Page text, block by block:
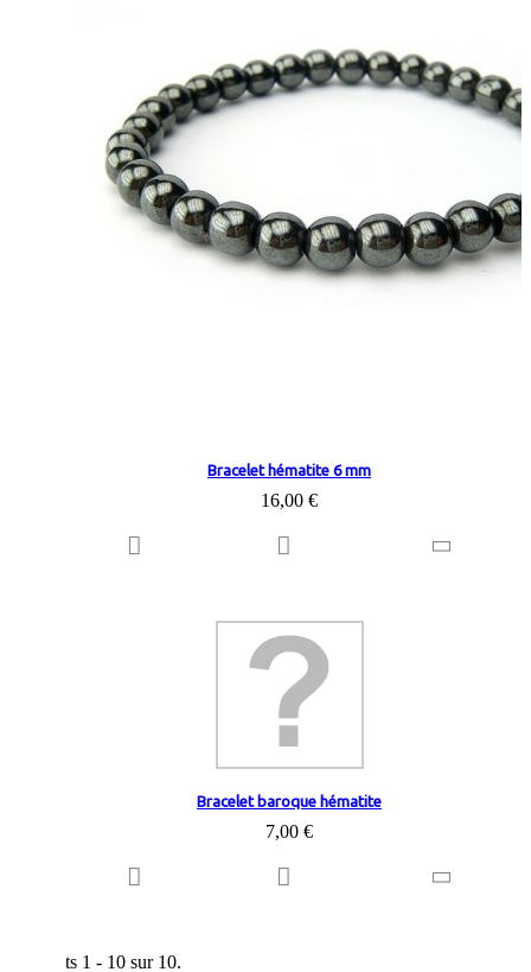
Bracelet hématite 6 mm
16,00 €
Bracelet baroque hématite
7,00 €
Résultats 1 - 10 sur 10.